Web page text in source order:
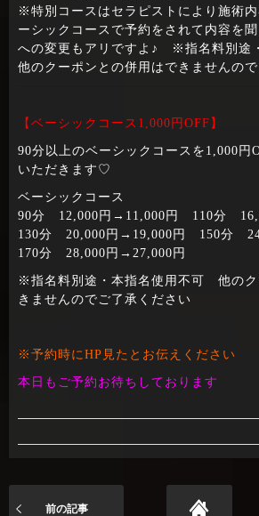
※特別コースはセラピストにより施術
ーシックコースで予約をされて内容を
への変更もアリですよ♪ ※指名料別途
他のクーポンとの併用はできませんの
【ベーシックコース1,000円OFF】
90分以上のベーシックコースを1,000円
いただきます♡
ベーシックコース
90分 12,000円→11,000円 110分
130分 20,000円→19,000円 150分
170分 28,000円→27,000円
※指名料別途・本指名使用不可 他のク
きませんのでご了承ください
※予約時にHP見たとお伝えください
本日もご予約お待ちしております
前の記事